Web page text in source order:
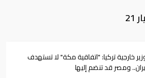
خارجية تركيا: "اتفاقية مكة" لا تستهدف
ومصر قد تنضم إليها